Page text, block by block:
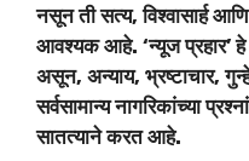
नसून ती सत्य, विश्वासार्ह
आवश्यक आहे. ‘न्यूज प्रहार’ हे
असून, अन्याय, भ्रष्टाचार,
सर्वसामान्य नागरिकांच्या
सातत्याने करत आहे.